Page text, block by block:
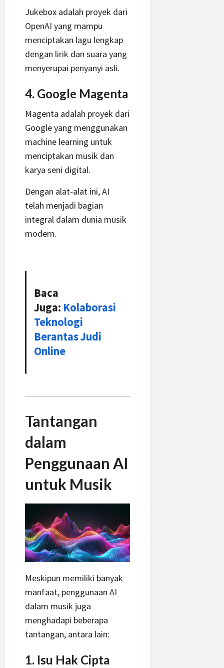
Jukebox adalah proyek dari
OpenAI yang mampu
menciptakan lagu lengkap
dengan lirik dan suara yang
menyerupai penyanyi asli.
4. Google Magenta
Magenta adalah proyek dari
Google yang menggunakan
machine learning untuk
menciptakan musik dan
karya seni digital.
Dengan alat-alat ini, AI
telah menjadi bagian
integral dalam dunia musik
modern.
Baca
Juga: Kolaborasi
Teknologi
Berantas Judi
Online
Tantangan
dalam
Penggunaan AI
untuk Musik
Meskipun memiliki banyak
manfaat, penggunaan AI
dalam musik juga
menghadapi beberapa
tantangan, antara lain:
1. Isu Hak Cipta